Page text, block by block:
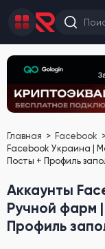
Главная Facebook
Facebook Украина |
Посты + Профиль
Аккаунты
Ручной фарм
Профиль